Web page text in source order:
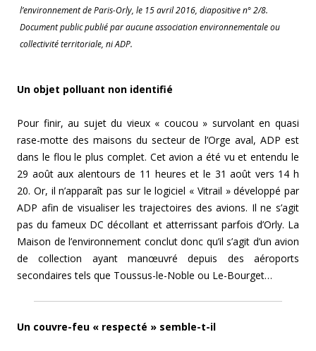
l’environnement de Paris-Orly, le 15 avril 2016, diapositive n° 2/8.
Document public publié par aucune association environnementale ou
collectivité territoriale, ni ADP.
Un objet polluant non identifié
Pour finir, au sujet du vieux « coucou » survolant en quasi
rase-motte des maisons du secteur de l’Orge aval, ADP est
dans le flou le plus complet. Cet avion a été vu et entendu le
29 août aux alentours de 11 heures et le 31 août vers 14 h
20. Or, il n’apparaît pas sur le logiciel « Vitrail » développé par
ADP afin de visualiser les trajectoires des avions. Il ne s’agit
pas du fameux DC décollant et atterrissant parfois d’Orly. La
Maison de l’environnement conclut donc qu’il s’agit d’un avion
de collection ayant manœuvré depuis des aéroports
secondaires tels que Toussus-le-Noble ou Le-Bourget…
Un couvre-feu « respecté » semble-t-il